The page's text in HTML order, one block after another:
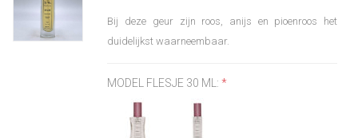
Bij deze geur zijn roos, anijs en pioenroos het
duidelijkst waarneembaar.
MODEL FLESJE 30 ML:*